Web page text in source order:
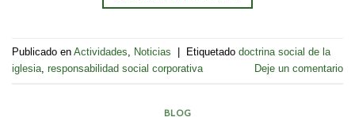
Publicado en Actividades, Noticias Etiquetado doctrina social de la
iglesia, responsabilidad social corporativa Deje un comentario
BLOG